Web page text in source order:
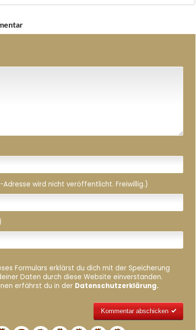
Adresse wird nicht veröffentlicht. Freiwillig.)
Formulars erklärst du dich mit der Speicherung
Daten durch diese Website einverstanden.
erfährst du in der Datenschutzerklärung.